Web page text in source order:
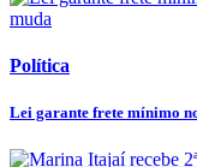
Política
Lei garante frete mínimo